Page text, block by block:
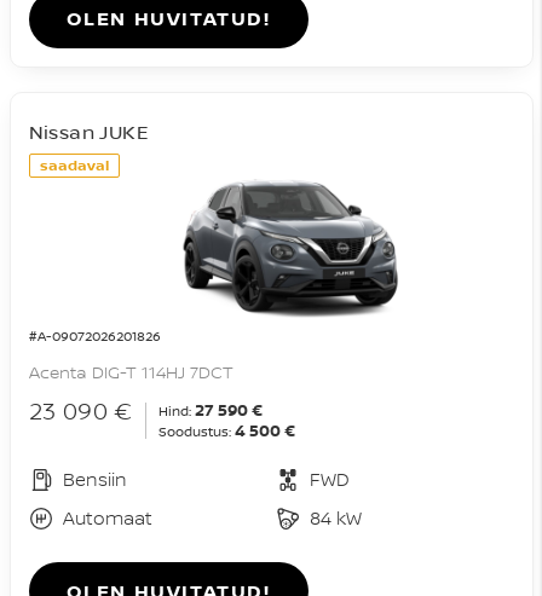
OLEN HUVITATUD!
saadaval
#A-09072026201826
Nissan JUKE
Acenta DIG-T 114HJ 7DCT
23 090 € Hind: 27 590 €
Soodustus: 4 500 €
Bensiin
FWD
Automaat
84 kW
OLEN HUVITATUD!